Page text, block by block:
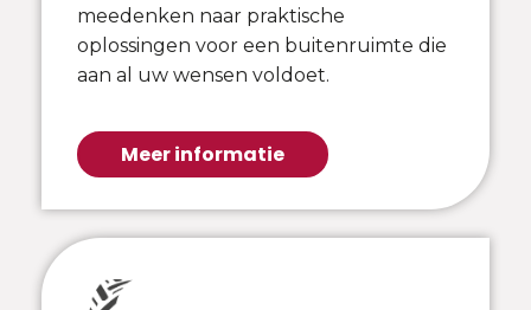
meedenken naar praktische
oplossingen voor een buitenruimte die
aan al uw wensen voldoet.
Meer informatie